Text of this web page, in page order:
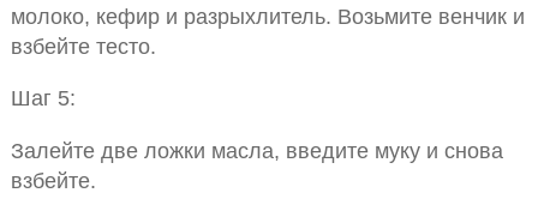
молоко, кефир и разрыхлитель. Возьмите венчик и
взбейте тесто.
Шаг 5:
Залейте две ложки масла, введите муку и снова
взбейте.